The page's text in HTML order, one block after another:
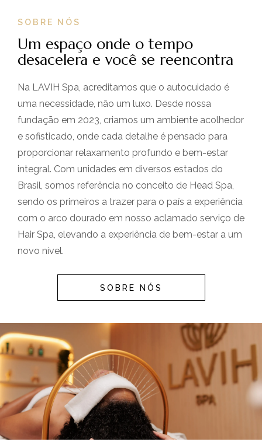
SOBRE NÓS
Um espaço onde o tempo
desacelera e você se reencontra
Na LAVIH Spa, acreditamos que o autocuidado é
uma necessidade, não um luxo. Desde nossa
fundação em 2023, criamos um ambiente acolhedor
e sofisticado, onde cada detalhe é pensado para
proporcionar relaxamento profundo e bem-estar
integral. Com unidades em diversos estados do
Brasil, somos referência no conceito de Head Spa,
sendo os primeiros a trazer para o país a experiência
com o arco dourado em nosso aclamado serviço de
Hair Spa, elevando a experiência de bem-estar a um
novo nível.
SOBRE NÓS